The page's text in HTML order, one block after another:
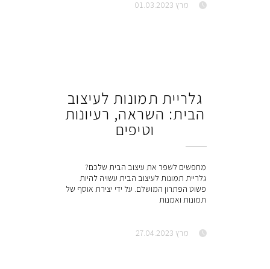
מרץ 01.03.2023
גלריית תמונות לעיצוב
הבית: השראה, רעיונות
וטיפים
מחפשים לשפר את עיצוב הבית שלכם?
גלריית תמונות לעיצוב הבית עשויה להיות
פשוט הפתרון המושלם. על ידי יצירת אוסף של
תמונות ואמנות
מרץ 27.04.2023